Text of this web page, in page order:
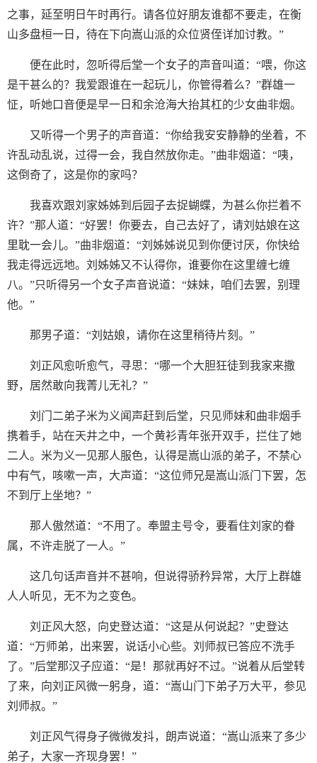
之事，延至明日午时再行。请各位好朋友谁都不要走，在衡
山多盘桓一日，待在下向嵩山派的众位贤侄详加讨教。”
便在此时，忽听得后堂一个女子的声音叫道：“喂，你这
是干甚么的？我爱跟谁在一起玩儿，你管得着么？”群雄一
怔，听她口音便是早一日和余沧海大抬其杠的少女曲非烟。
又听得一个男子的声音道：“你给我安安静静的坐着，不
许乱动乱说，过得一会，我自然放你走。”曲非烟道：“咦，
这倒奇了，这是你的家吗？
我喜欢跟刘家姊姊到后园子去捉蝴蝶，为甚么你拦着不
许？”那人道：“好罢！你要去，自己去好了，请刘姑娘在这
里耽一会儿。”曲非烟道：“刘姊姊说见到你便讨厌，你快给
我走得远远地。刘姊姊又不认得你，谁要你在这里缠七缠
八。”只听得另一个女子声音说道：“妹妹，咱们去罢，别理
他。”
那男子道：“刘姑娘，请你在这里稍待片刻。”
刘正风愈听愈气，寻思：“哪一个大胆狂徒到我家来撒
野，居然敢向我菁儿无礼？”
刘门二弟子米为义闻声赶到后堂，只见师妹和曲非烟手
携着手，站在天井之中，一个黄衫青年张开双手，拦住了她
二人。米为义一见那人服色，认得是嵩山派的弟子，不禁心
中有气，咳嗽一声，大声道：“这位师兄是嵩山派门下罢，怎
不到厅上坐地？”
那人傲然道：“不用了。奉盟主号令，要看住刘家的眷
属，不许走脱了一人。”
这几句话声音并不甚响，但说得骄矜异常，大厅上群雄
人人听见，无不为之变色。
刘正风大怒，向史登达道：“这是从何说起？”史登达
道：“万师弟，出来罢，说话小心些。刘师叔已答应不洗手
了。”后堂那汉子应道：“是！那就再好不过。”说着从后堂转
了来，向刘正风微一躬身，道：“嵩山门下弟子万大平，参见
刘师叔。”
刘正风气得身子微微发抖，朗声说道：“嵩山派来了多少
弟子，大家一齐现身罢！”